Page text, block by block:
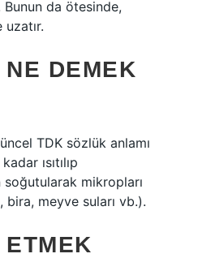
Bunun da ötesinde,
DEMEK
TDK sözlük anlamı
ısıtılıp
mikropları
bira, meyve suları vb.).